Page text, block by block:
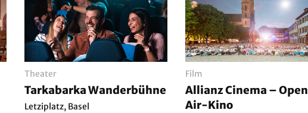
Theater
Tarkabarka Wanderbühne
Letziplatz, Basel
Film
Allianz Cinema – Open
Air-Kino